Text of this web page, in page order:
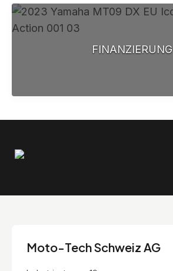
FINANZIERUNG
Moto-Tech Schweiz AG